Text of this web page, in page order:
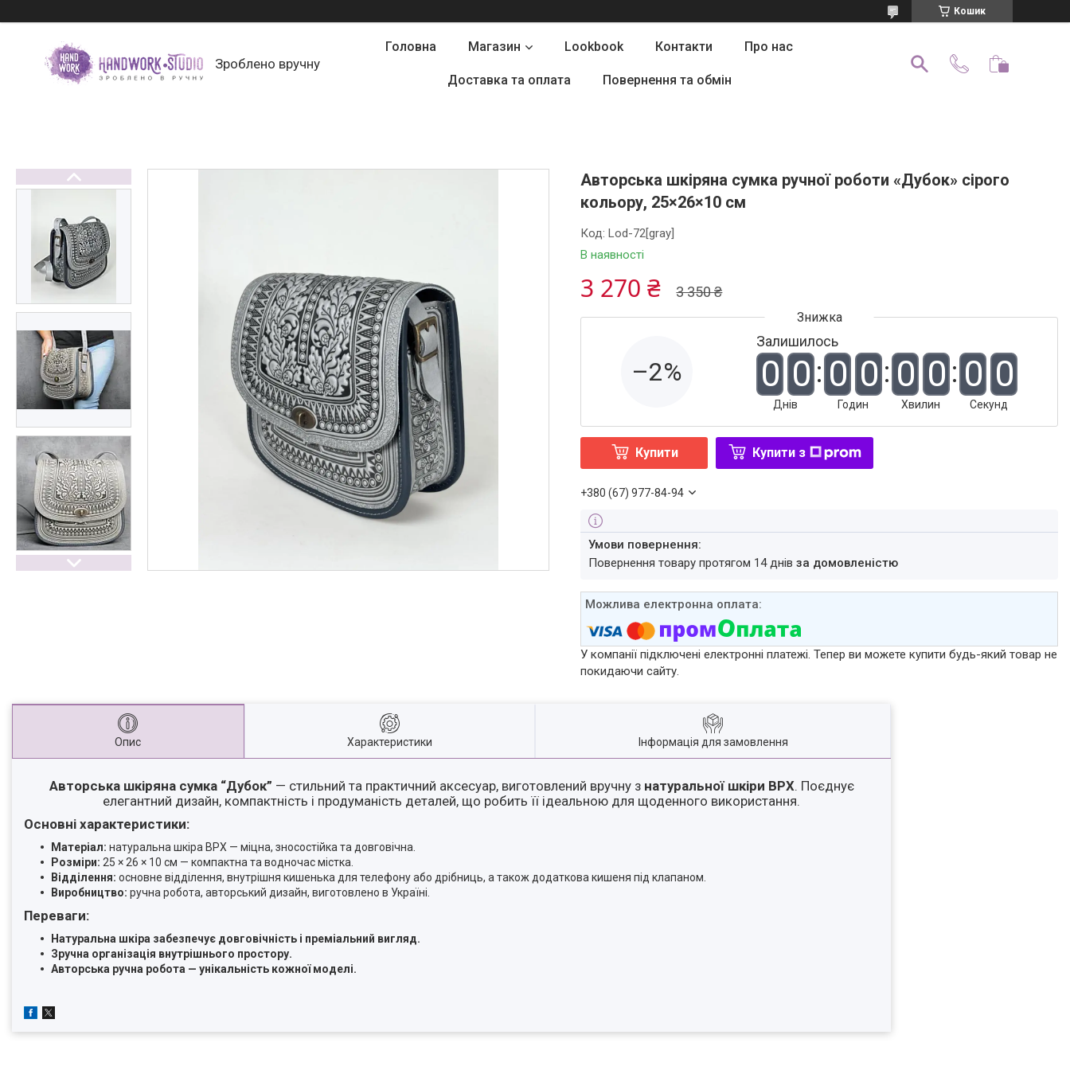
Кошик
Зроблено вручну
Головна Магазин Lookbook Контакти Про нас
Доставка та оплата Повернення та обмін
Авторська шкіряна сумка ручної роботи «Дубок» сірого
кольору, 25×26×10 см
В наявності
Код:Lod-72[gray]
3 350 ₴
3 270 ₴
–2%
Залишилось
0 0
Днів
0 0
Годин
0 0
Хвилин
0 0
Секунд
Купити Купити з
+380 (67) 977-84-94
повернення товару протягом 14 днівза домовленістю
У компанії підключені електронні платежі. Тепер ви можете купити будь-який товар не
покидаючи сайту.
Опис Характеристики Інформація для замовлення
Авторська шкіряна сумка “Дубок” — стильний та практичний аксесуар, виготовлений вручну з натуральної шкіри ВРХ. Поєднує
елегантний дизайн, компактність і продуманість деталей, що робить її ідеальною для щоденного використання.
Основні характеристики:
Матеріал: натуральна шкіра ВРХ — міцна, зносостійка та довговічна.
Розміри: 25 × 26 × 10 см — компактна та водночас містка.
Відділення: основне відділення, внутрішня кишенька для телефону або дрібниць, а також додаткова кишеня під клапаном.
Виробництво: ручна робота, авторський дизайн, виготовлено в Україні.
Переваги:
Натуральна шкіра забезпечує довговічність і преміальний вигляд.
Зручна організація внутрішнього простору.
Авторська ручна робота — унікальність кожної моделі.